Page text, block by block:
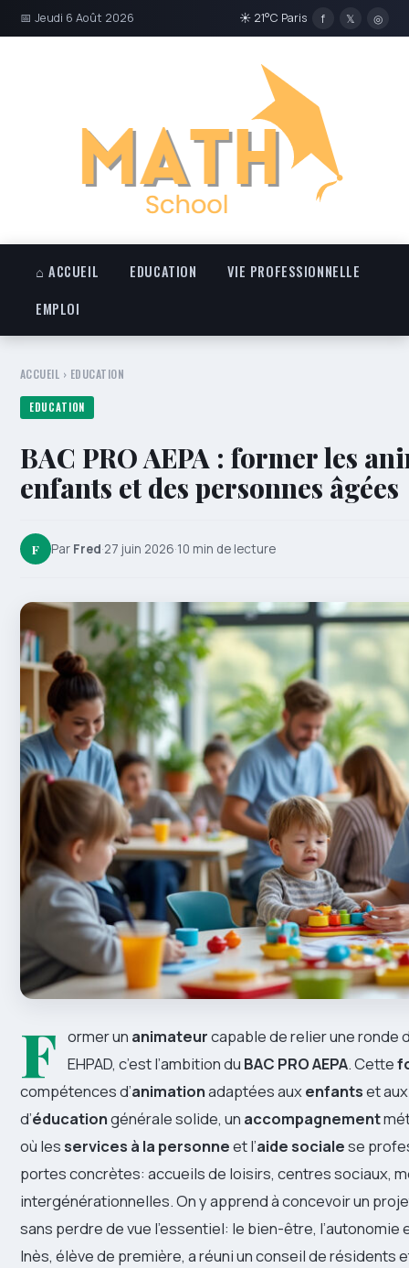
📅 Jeudi 6 Août 2026 ☀ 21°C Paris f 𝕏 ◎
⌂ ACCUEIL EDUCATION
VIE PROFESSIONNELLE
EMPLOI
ACCUEIL › EDUCATION
EDUCATION
BAC PRO AEPA : former les
enfants et des personnes âgées
F Par Fred·27 juin 2026·10 min de lecture
F ormer un animateurcapable de relier une ronde
EHPAD, c’est l’ambition du BAC PRO AEPA. Cette
compétences d’animationadaptées auxenfantset
d’éducationgénérale solide, un accompagnement
où lesservices à la personneet l’aide socialese
portes concrètes: accueils de loisirs, centres sociaux,
intergénérationnelles. On y apprend à concevoir un
sans perdre de vue l’essentiel: le bien-être,
Inès, élève de première, a réuni un conseil de résidents